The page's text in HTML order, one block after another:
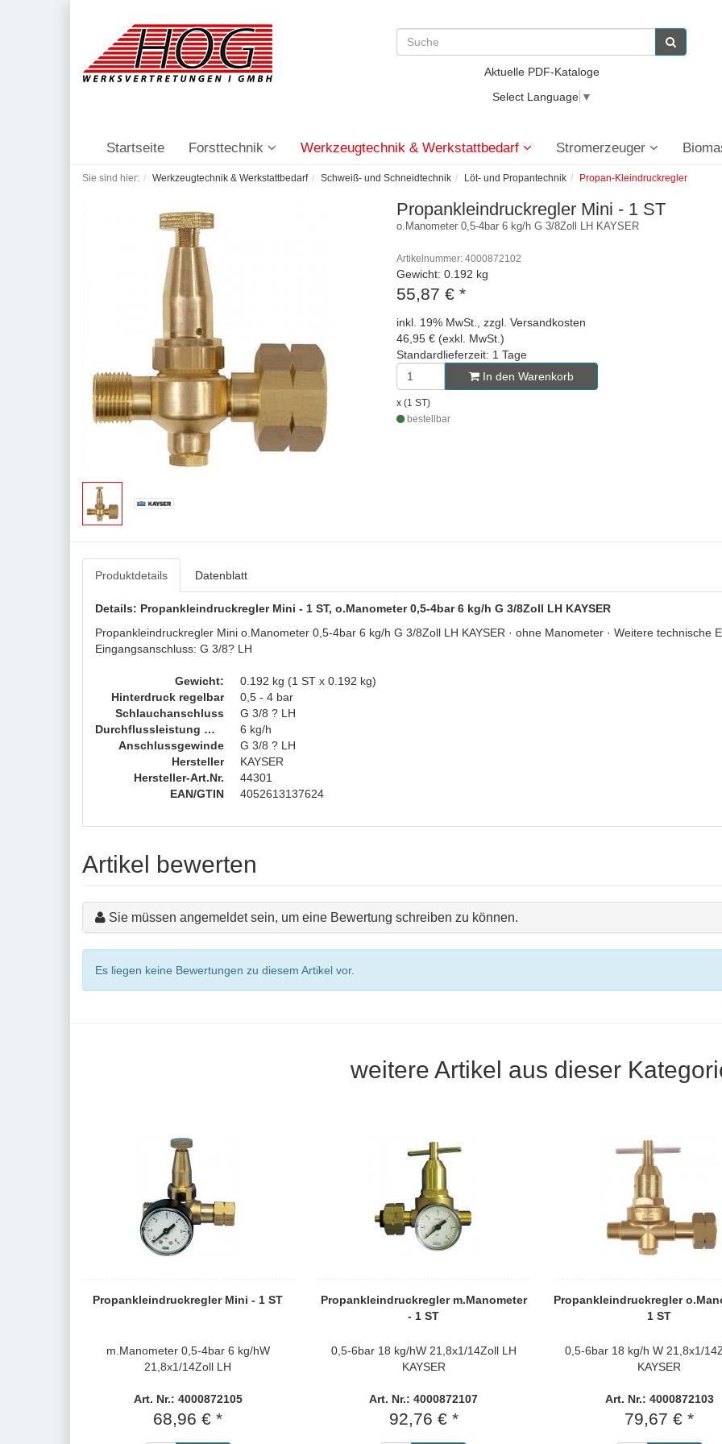
Aktuelle PDF-Kataloge
Select Language ▼
Startseite Forsttechnik Werkzeugtechnik & Werkstattbedarf Stromerzeuger
Sie sind hier: Werkzeugtechnik & Werkstattbedarf Schweiß- und Schneidtechnik Löt- und Propantechnik Propan-Kleindruckregler
Propankleindruckregler Mini - 1 ST
o.Manometer 0,5-4bar 6 kg/h G 3/8Zoll LH KAYSER
Artikelnummer: 4000872102
Gewicht: 0.192 kg
55,87 € *
inkl. 19% MwSt., zzgl. Versandkosten
46,95 € (exkl. MwSt.)
Standardlieferzeit: 1 Tage
In den Warenkorb
x (1 ST)
bestellbar
Produktdetails Datenblatt
Details: Propankleindruckregler Mini - 1 ST, o.Manometer 0,5-4bar 6 kg/h G 3/8Zoll LH KAYSER
Propankleindruckregler Mini o.Manometer 0,5-4bar 6 kg/h G 3/8Zoll LH KAYSER · ohne Manometer · Weitere technische
Eingangsanschluss: G 3/8? LH
Gewicht:
0.192 kg (1 ST x 0.192 kg)
Hinterdruck regelbar
0,5 - 4 bar
Schlauchanschluss
G 3/8 ? LH
Durchflussleistung max.
6 kg/h
Anschlussgewinde
G 3/8 ? LH
Hersteller
KAYSER
Hersteller-Art.Nr.
44301
EAN/GTIN
4052613137624
Artikel bewerten
Sie müssen angemeldet sein, um eine Bewertung schreiben zu können.
Es liegen keine Bewertungen zu diesem Artikel vor.
weitere Artikel aus dieser
Propankleindruckregler Mini - 1 ST
m.Manometer 0,5-4bar 6 kg/hW
21,8x1/14Zoll LH
Art. Nr.: 4000872105
68,96 € *
Propankleindruckregler m.Manometer
- 1 ST
0,5-6bar 18 kg/hW 21,8x1/14Zoll LH
KAYSER
Art. Nr.: 4000872107
92,76 € *
Propankleindruckregler
1 ST
0,5-6bar 18 kg/h W 21,8x1/
KAYSER
Art. Nr.: 4000872103
79,67 € *